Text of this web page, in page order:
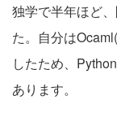
独学で半年ほど
た。自分は
したため、
あります。